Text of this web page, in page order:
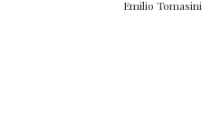
Emilio Tomasini